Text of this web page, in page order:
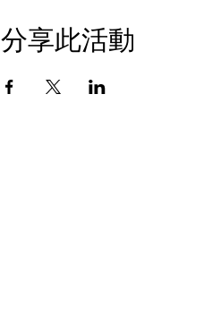
分享此活動